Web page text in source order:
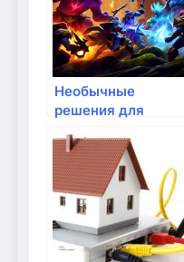
Необычные
решения для
качества Wi-Fi
сигнала